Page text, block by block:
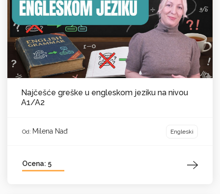
Najčešće greške u engleskom jeziku na nivou
A1/A2
Od: Milena Nađ Engleski
Ocena: 5